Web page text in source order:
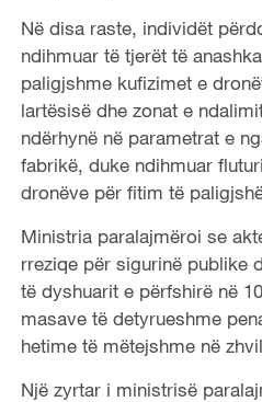
Në disa raste, individët
ndihmuar të tjerët të
paligjshme kufizimet e
lartësisë dhe zonat e
ndërhynë në parametrat e
fabrikë, duke ndihmuar
dronëve për fitim të
Ministria paralajmëroi se
rreziqe për sigurinë publike
të dyshuarit e përfshirë në
masave të detyrueshme
hetime të mëtejshme në
Një zyrtar i ministrisë